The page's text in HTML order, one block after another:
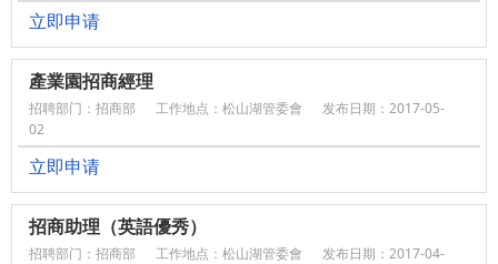
立即申请
產業園招商經理
招聘部门：招商部 工作地点：松山湖管委會
发布日期：2017-05-
02
立即申请
招商助理（英語優秀）
招聘部门：招商部 工作地点：松山湖管委會
发布日期：2017-04-